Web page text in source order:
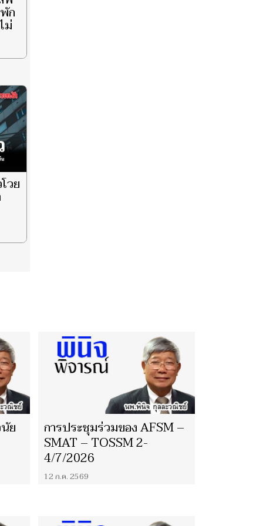
ก
ม่
วย
ย การประชุมร่วมของ AFSM –
SMAT – TOSSM 2-
4/7/2026
12 ก.ค. 2569